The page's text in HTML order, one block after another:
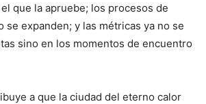
que la apruebe; los procesos de
se expanden; y las métricas ya no se
sino en los momentos de encuentro
a que la ciudad del eterno calor